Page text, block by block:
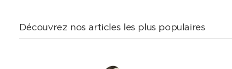
Découvrez nos articles les plus populaires